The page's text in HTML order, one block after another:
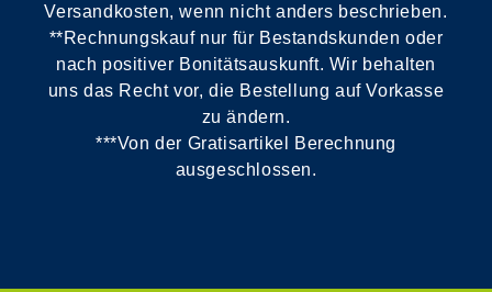
Versandkosten, wenn nicht anders beschrieben.
**Rechnungskauf nur für Bestandskunden oder
nach positiver Bonitätsauskunft. Wir behalten
uns das Recht vor, die Bestellung auf Vorkasse
zu ändern.
***Von der Gratisartikel Berechnung
ausgeschlossen.